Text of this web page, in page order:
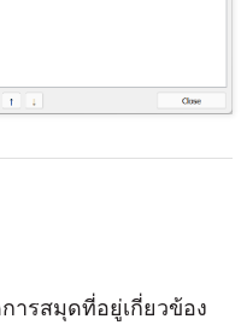
ารสมุดที่อยู่เกี่ยวข้อง